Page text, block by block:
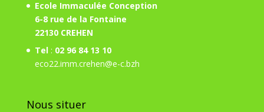
Ecole Immaculée Conception
6-8 rue de la Fontaine
22130 CREHEN
Tel: 02 96 84 13 10
eco22.imm.crehen@e-c.bzh
Nous situer